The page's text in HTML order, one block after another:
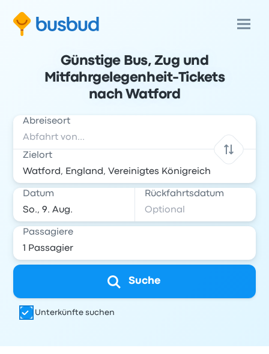
Günstige Bus, Zug und
Mitfahrgelegenheit-Tickets
nach Watford
Abreiseort
Zielort
Datum Rückfahrtsdatum
Passagiere
Suche
Unterkünfte suchen